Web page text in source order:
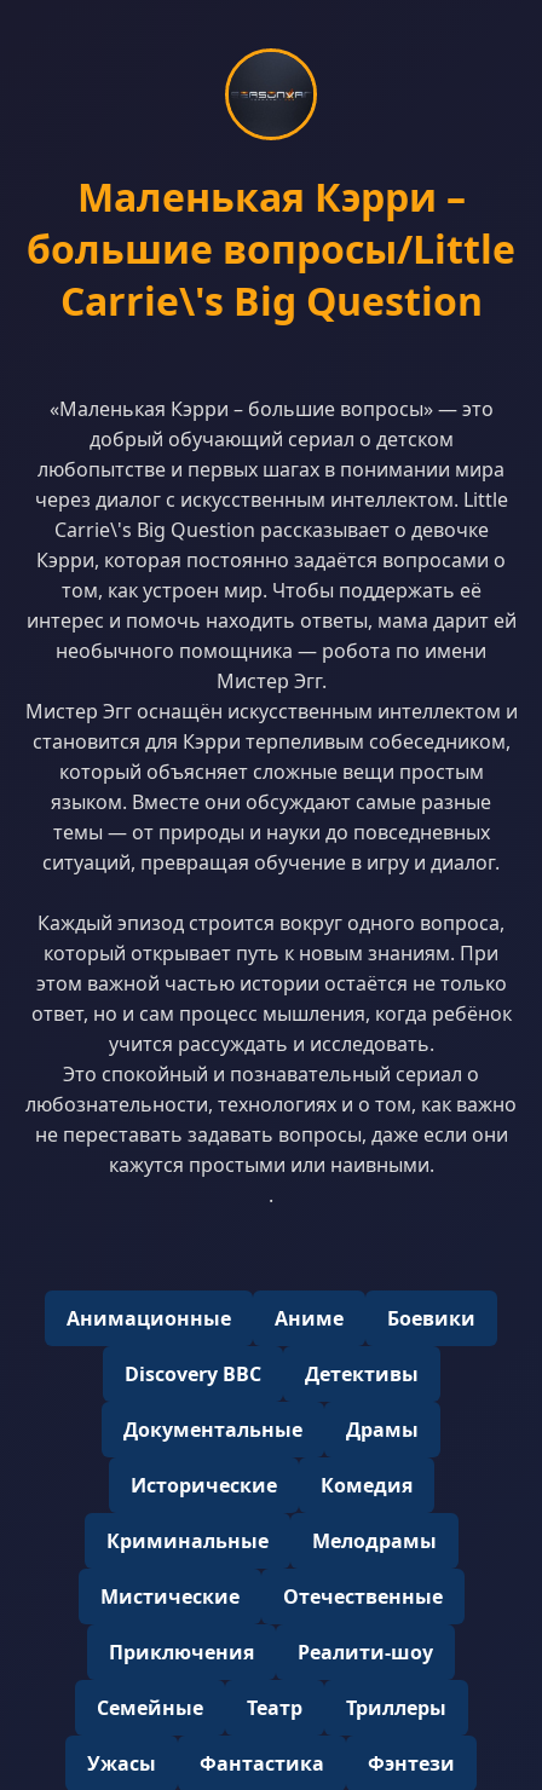
Маленькая Кэрри –
большие вопросы/Little
Carrie\'s Big Question
«Маленькая Кэрри – большие вопросы» — это
добрый обучающий сериал о детском
любопытстве и первых шагах в понимании мира
через диалог с искусственным интеллектом. Little
Carrie\'s Big Question рассказывает о девочке
Кэрри, которая постоянно задаётся вопросами о
том, как устроен мир. Чтобы поддержать её
интерес и помочь находить ответы, мама дарит ей
необычного помощника — робота по имени
Мистер Эгг.
Мистер Эгг оснащён искусственным интеллектом и
становится для Кэрри терпеливым собеседником,
который объясняет сложные вещи простым
языком. Вместе они обсуждают самые разные
темы — от природы и науки до повседневных
ситуаций, превращая обучение в игру и диалог.
Каждый эпизод строится вокруг одного вопроса,
который открывает путь к новым знаниям. При
этом важной частью истории остаётся не только
ответ, но и сам процесс мышления, когда ребёнок
учится рассуждать и исследовать.
Это спокойный и познавательный сериал о
любознательности, технологиях и о том, как важно
не переставать задавать вопросы, даже если они
кажутся простыми или наивными.
.
Анимационные Аниме Боевики
Discovery BBC Детективы
Документальные Драмы
Исторические Комедия
Криминальные Мелодрамы
Мистические Отечественные
Приключения Реалити-шоу
Семейные Театр Триллеры
Ужасы Фантастика Фэнтези